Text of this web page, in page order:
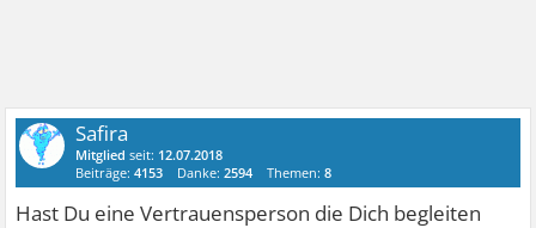
Safira
Mitglied seit: 12.07.2018
Beiträge:4153 Danke:2594 Themen:8
Hast Du eine Vertrauensperson die Dich begleiten